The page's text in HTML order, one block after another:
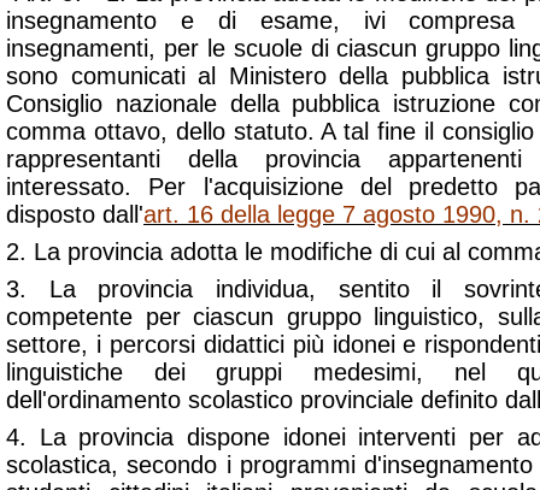
insegnamento e di esame, ivi compresa
insegnamenti, per le scuole di ciascun gruppo
sono comunicati al Ministero della pubblica
Consiglio nazionale della pubblica istruzione
comma ottavo, dello statuto. A tal fine il
rappresentanti della provincia
interessato. Per l'acquisizione del predetto
disposto dall'art. 16 della legge 7 agosto 1990, n.
2. La provincia adotta le modifiche di cui al
3. La provincia individua, sentito il
competente per ciascun gruppo linguistico,
settore, i percorsi didattici più idonei e
linguistiche dei gruppi medesimi, nel
dell'ordinamento scolastico provinciale definito
4. La provincia dispone idonei interventi per
scolastica, secondo i programmi